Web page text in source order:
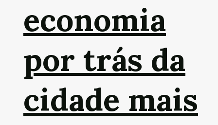
economia
por trás da
cidade mais